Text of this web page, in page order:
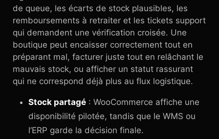
de queue, les écarts de stock plausibles, les
remboursements à retraiter et les tickets support
qui demandent une vérification croisée. Une
boutique peut encaisser correctement tout en
préparant mal, facturer juste tout en relâchant le
mauvais stock, ou afficher un statut rassurant
qui ne correspond déjà plus au flux logistique.
Stock partagé : WooCommerce affiche une
disponibilité pilotée, tandis que le WMS ou
l’ERP garde la décision finale.